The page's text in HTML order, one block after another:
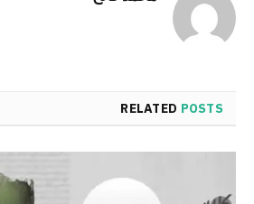
RELATED POSTS